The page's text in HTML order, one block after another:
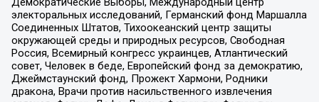
электоральных исследований, Германский фонд Маршалла
Соединенных Штатов, Тихоокеанский центр защиты
окружающей среды и природных ресурсов, Свободная
Россия, Всемирный конгресс украинцев, Атлантический
совет, Человек в беде, Европейский фонд за демократию,
Джеймстаунский фонд, Прожект Хармони, Родники
дракона, Врачи против насильственного извлечения